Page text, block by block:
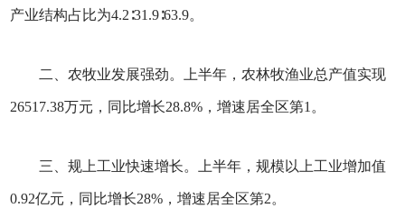
产业结构占比为4.2∶31.9∶63.9。
二、农牧业发展强劲。上半年，农林牧渔业总产值实现
26517.38万元，同比增长28.8%，增速居全区第1。
三、规上工业快速增长。上半年，规模以上工业增加值
0.92亿元，同比增长28%，增速居全区第2。